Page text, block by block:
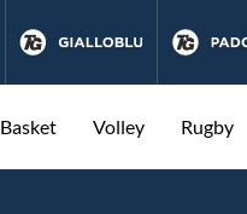
Basket Volley Rugby